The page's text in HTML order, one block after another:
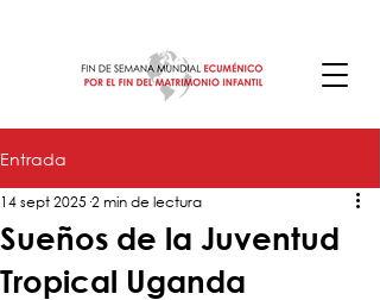
Entrada
Sueños de la Juventud
Tropical Uganda
14 sept 2025 2 min de lectura